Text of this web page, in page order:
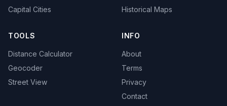
Capital Cities
Historical Maps
TOOLS
Distance Calculator
Geocoder
Street View
INFO
About
Terms
Privacy
Contact